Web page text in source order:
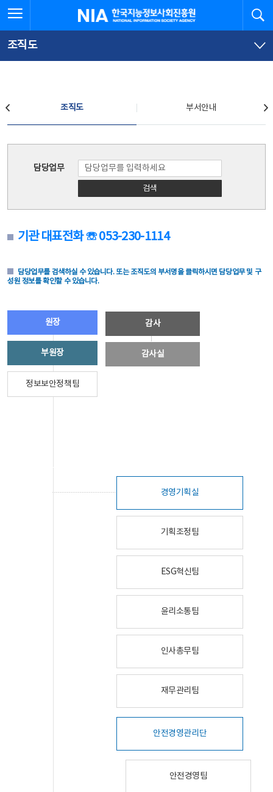
문
로
가
체
뉴
바
가
한국지능정보사회진흥원
조직도
조직도 부서안내
담당업무
검색
기관 대표전화 ☏ 053-230-1114
담당업무를 검색하실 수 있습니다. 또는 조직도의 부서명을 클릭하시면 담당업무 및 구
성원 정보를 확인할 수 있습니다.
원장
부원장
정보보안정책팀
감사
감사실
경영기획실
기획조정팀
ESG혁신팀
윤리소통팀
인사총무팀
재무관리팀
안전경영관리단
안전경영팀